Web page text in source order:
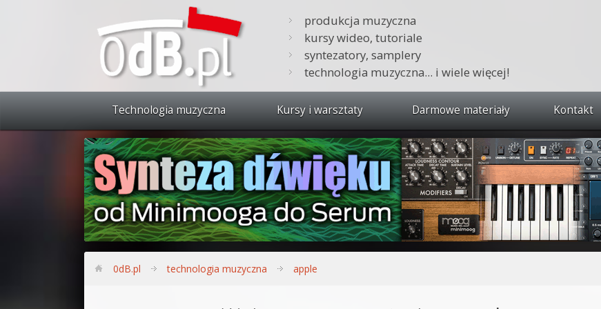
produkcja muzyczna
kursy wideo, tutoriale
syntezatory, samplery
technologia muzyczna... i wiele więcej!
Technologia muzyczna Kursy i warsztaty
Zobacz wszystkie kursy i warsztaty
Synteza dźwięku 🔥
Produkcja muzyczna w praktyce
Bitwig Studio od podstaw
Darmowe materiały Kontakt
0dB.pl technologia muzyczna apple